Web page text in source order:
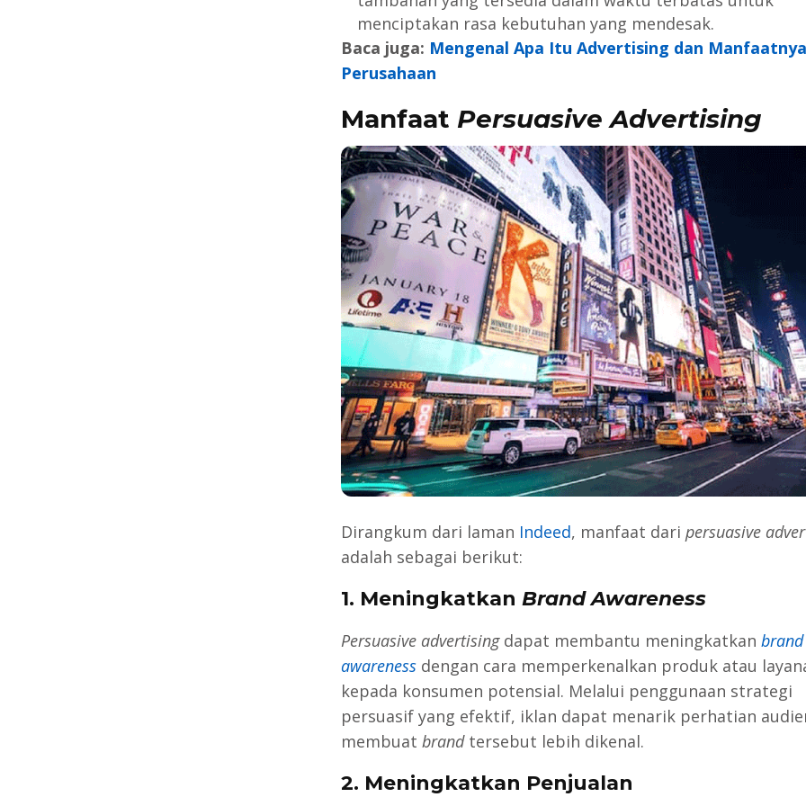
menciptakan rasa kebutuhan yang mendesak.
Baca juga: Mengenal Apa Itu Advertising dan
Perusahaan
Manfaat Persuasive Advertising
Dirangkum dari laman Indeed, manfaat dari persuasive
adalah sebagai berikut:
1. Meningkatkan Brand Awareness
Persuasive advertisingdapat membantu meningkatkan brand
awarenessdengan cara memperkenalkan produk atau
kepada konsumen potensial. Melalui penggunaan strategi
persuasif yang efektif, iklan dapat menarik perhatian
membuat brandtersebut lebih dikenal.
2. Meningkatkan Penjualan